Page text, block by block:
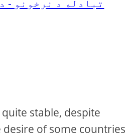
تبادله د نرخونو -
stable, despite
of some countries